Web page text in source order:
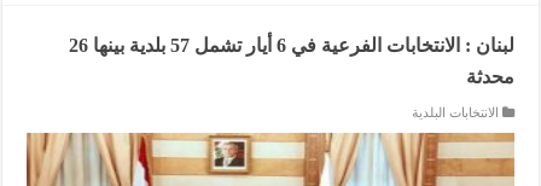
لبنان : الانتخابات الفرعية في 6 أيار تشمل 57 بلدية بينها 26
محدثة
الانتخابات البلدية